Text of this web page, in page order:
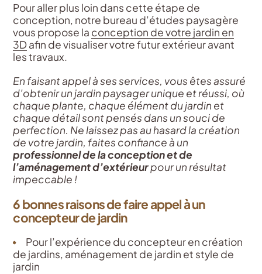
Pour aller plus loin dans cette étape de
conception, notre bureau d’études paysagère
vous propose la conception de votre jardin en
3Dafin de visualiser votre futur extérieur avant
les travaux.
En faisant appel à ses services, vous êtes assuré
d’obtenir un jardin paysager unique et réussi, où
chaque plante, chaque élément du jardin et
chaque détail sont pensés dans un souci de
perfection. Ne laissez pas au hasard la création
de votre jardin, faites confiance à un
professionnel de la conception et de
l’aménagement d’extérieurpour un résultat
impeccable !
6 bonnes raisons de faire appel à un
concepteur de jardin
Pour l’expérience du concepteur en création
de jardins, aménagement de jardin et style de
jardin